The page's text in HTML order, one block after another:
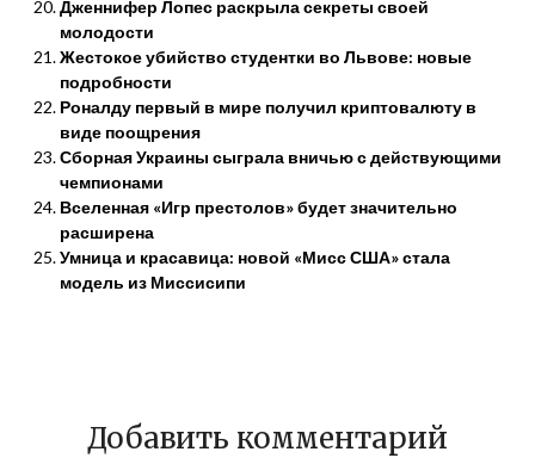
Дженнифер Лопес раскрыла секреты своей
молодости
Жестокое убийство студентки во Львове: новые
подробности
Роналду первый в мире получил криптовалюту в
виде поощрения
Сборная Украины сыграла вничью с действующими
чемпионами
Вселенная «Игр престолов» будет значительно
расширена
Умница и красавица: новой «Мисс США» стала
модель из Миссисипи
Добавить комментарий